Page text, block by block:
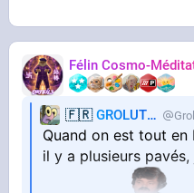
🇫🇷GROLUTES
Quand on est tout
il y a plusieurs